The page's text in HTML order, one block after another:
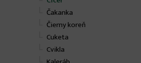
Čakanka
Čierny koreň
Cuketa
Cvikla